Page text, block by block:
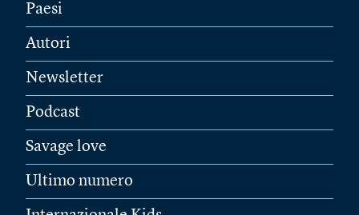
Paesi
Autori
Newsletter
Podcast
Savage love
Ultimo numero